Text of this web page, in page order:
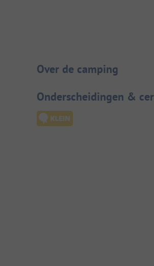
Camping
Over de camping
Onderscheidingen &